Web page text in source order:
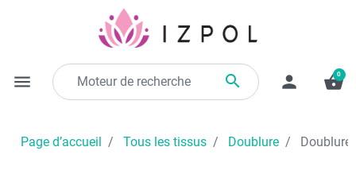
menu  person shopping_basket
0
Page d’accueil Tous les tissus Doublure Doublure